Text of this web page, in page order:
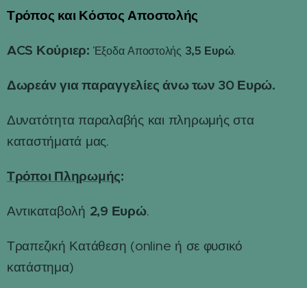
Τρόπος και Κόστος Αποστολής
ACS Κούριερ: Έξοδα Αποστολής 3,5 Ευρώ.
Δωρεάν για παραγγελίες άνω των 30 Ευρώ.
Δυνατότητα παραλαβής και πληρωμής στα
καταστήματά μας.
Τρόποι Πληρωμής:
Αντικαταβολή 2,9 Ευρώ.
Τραπεζική Κατάθεση (online ή σε φυσικό
κατάστημα)